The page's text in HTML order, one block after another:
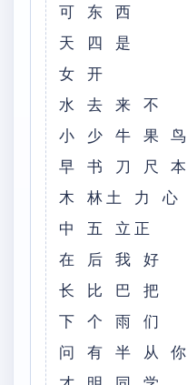
可 东 西
天 四 是
女 开
水 去 来 不
小 少 牛 果 鸟
早 书 刀 尺 本
木 林土 力 心
中 五 立正
在 后 我 好
长 比 巴 把
下 个 雨 们
问 有 半 从 你